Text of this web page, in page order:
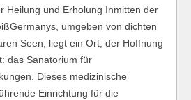
Heilung und Erholung Inmitten der
umgeben von dichten
Seen, liegt ein Ort, der Hoffnung
das Sanatorium für
Dieses medizinische
Einrichtung für die